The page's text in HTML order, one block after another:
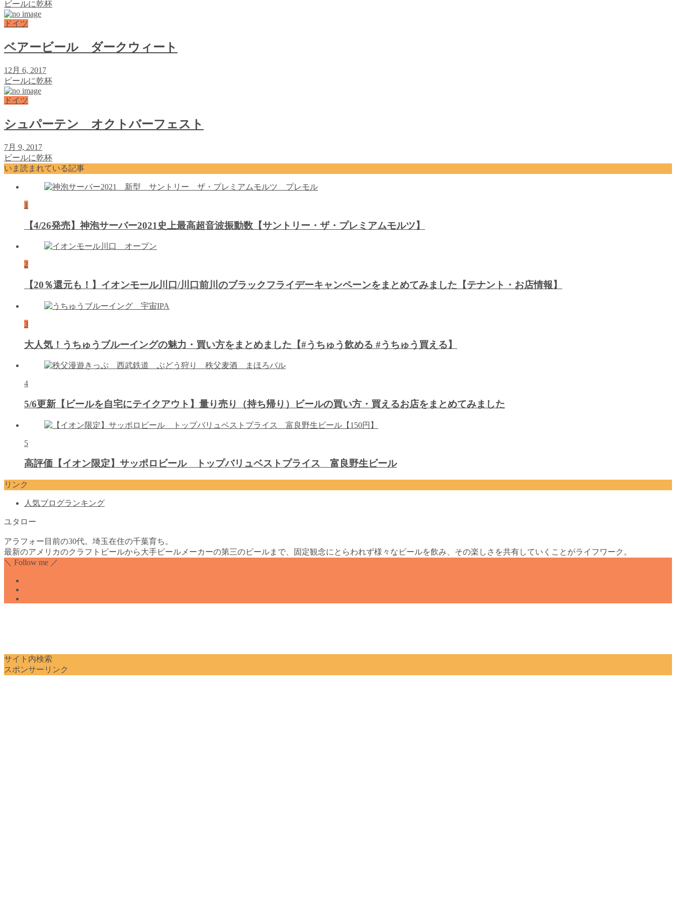
ビールに乾杯
ドイツ
ベアービール ダークウィート
12月 6, 2017
ビールに乾杯
ドイツ
シュパーテン オクトバーフェスト
7月 9, 2017
ビールに乾杯
いま読まれている記事
1
【4/26発売】神泡サーバー2021史上最高超音波振動数【サントリー・ザ・プレミアムモルツ】
2
【20％還元も！】イオンモール川口/川口前川のブラックフライデーキャンペーンをまとめてみました【テナント・お店情報】
3
大人気！うちゅうブルーイングの魅力・買い方をまとめました【#うちゅう飲める #うちゅう買える】
4
5/6更新【ビールを自宅にテイクアウト】量り売り（持ち帰り）ビールの買い方・買えるお店をまとめてみました
5
高評価【イオン限定】サッポロビール トップバリュベストプライス 富良野生ビール
リンク
人気ブログランキング
ユタロー
アラフォー目前の30代。埼玉在住の千葉育ち。
最新のアメリカのクラフトビールから大手ビールメーカーの第三のビールまで、固定観念にとらわれず様々なビールを飲み、その楽しさを共有していくことがライフワーク。
＼ Follow me ／
サイト内検索
スポンサーリンク